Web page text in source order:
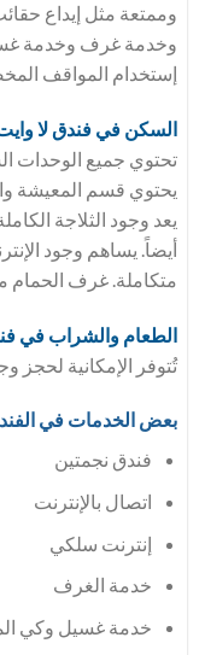
وممتعة مثل إيداع
وخدمة غرف وخدمة
إستخدام المواقف
السكن في فندق لا
تحتوي جميع الوحدات
يحتوي قسم المعيشة
يعد وجود الثلاجة
أيضاً. يساهم وجود
متكاملة. غرف
الطعام والشراب في
تُتوفر الإمكانية لحجز
بعض الخدمات في
فندق نجمتين
اتصال بالإنترنت
إنترنت سلكي
خدمة الغرف
خدمة غسيل وكي